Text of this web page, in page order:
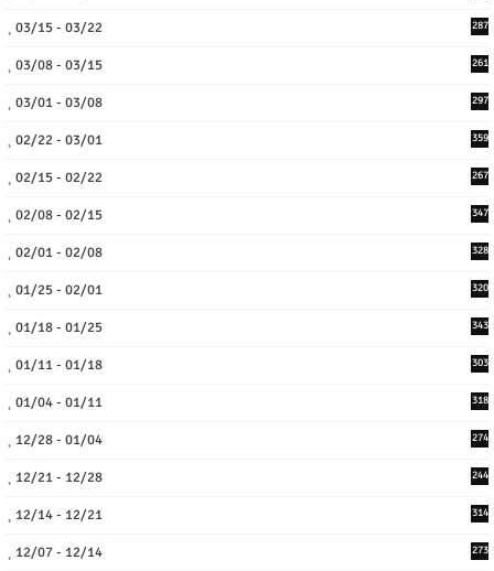
03/15 - 03/22 287
03/08 - 03/15 261
03/01 - 03/08 297
02/22 - 03/01 359
02/15 - 02/22 267
02/08 - 02/15 347
02/01 - 02/08 328
01/25 - 02/01 320
01/18 - 01/25 343
01/11 - 01/18 303
01/04 - 01/11 318
12/28 - 01/04 274
12/21 - 12/28 244
12/14 - 12/21 314
12/07 - 12/14 273